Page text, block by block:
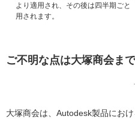
より適用され、その後は四半期ご
用されます。
ご不明な点は大塚商会ま
大塚商会は、Autodesk製品にお